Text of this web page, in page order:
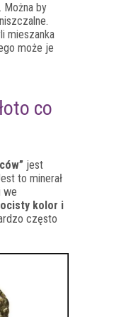
Można by
mieszanka
może je
co
jest
to minerał
we
kolor i
często